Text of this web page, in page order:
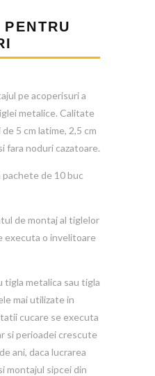
pe acoperisuri a
metalice. Calitate
5 cm latime, 2,5 cm
fara noduri cazatoare.
pachete de 10 buc
de montaj al tiglelor
executa o invelitoare
metalica sau tigla
mai utilizate in
cucare se executa
si perioadei crescute
ani, daca lucrarea
montajul sipcei din